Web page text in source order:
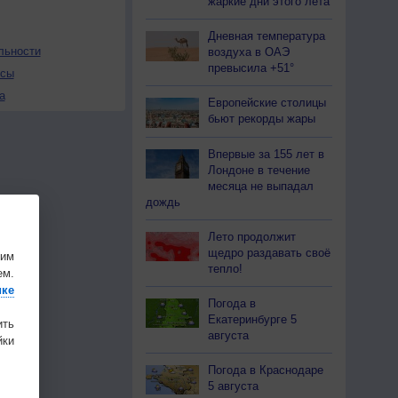
Дневная температура
воздуха в ОАЭ
превысила +51°
Европейские столицы
бьют рекорды жары
Впервые за 155 лет в
Лондоне в течение
месяца не выпадал
дождь
Лето продолжит
щедро раздавать своё
тепло!
Погода в
Екатеринбурге 5
августа
Погода в Краснодаре
5 августа